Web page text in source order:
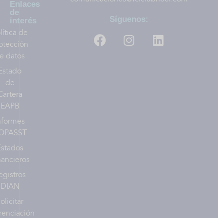
Enlaces
de
interés
de
datos
de
EAPB
DIAN
Síguenos: